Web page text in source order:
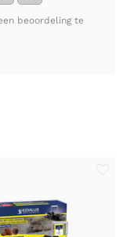
beoordeling te